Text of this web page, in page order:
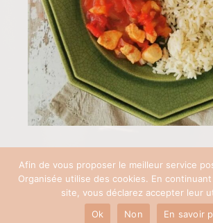
COPYRIGHT © 2026 SIMPLEMENT ORGANISÉE | SITE
PAULINEB'COM
Afin de vous proposer le meilleur service
Organisée utilise des cookies. En
site, vous déclarez accepter leur
Ok
Non En savoir